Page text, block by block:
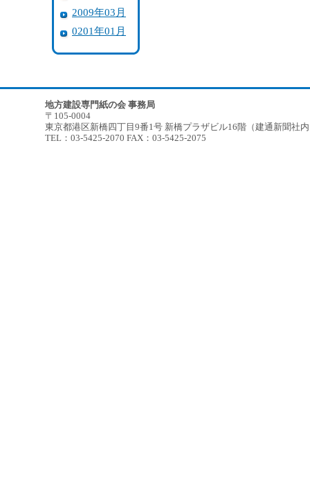
2009年03月
0201年01月
地方建設専門紙の会 事務局
〒105-0004
東京都港区新橋四丁目9番1号 新橋プラザビル16階（建通新聞社
TEL：03-5425-2070 FAX：03-5425-2075